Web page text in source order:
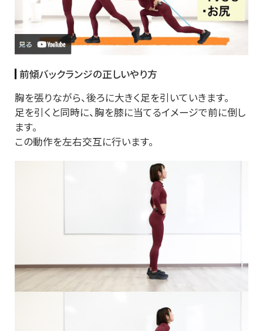
前傾バックランジの正しいやり方
胸を張りながら、後ろに大きく足を引いていきます。
足を引くと同時に、胸を膝に当てるイメージで前に倒し
ます。
この動作を左右交互に行います。